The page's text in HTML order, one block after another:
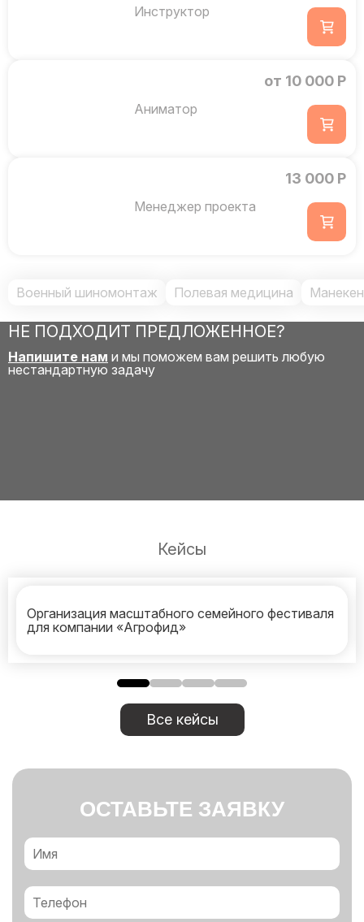
Инструктор
Аниматор
от 10 000 Р
Менеджер проекта
13 000 Р
Военный шиномонтаж Полевая медицина
НЕ ПОДХОДИТ ПРЕДЛОЖЕННОЕ?
Напишите нам и мы поможем вам решить любую
нестандартную задачу
Кейсы
Организация масштабного семейного фестиваля
для компании «Агрофид»
Все кейсы
ОСТАВЬТЕ ЗАЯВКУ